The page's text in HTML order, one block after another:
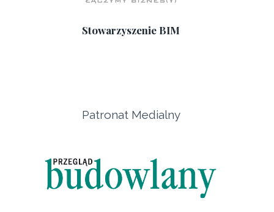
Stowarzyszenie BIM
Patronat Medialny